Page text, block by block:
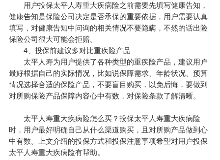
用户投保太平人寿重大疾病险之前需要先填写健康告知，
健康告知是保险公司决定是否承保的重要依据，用户需要认真
填写，对健康告知中问询的相关情况不要隐瞒，不然的话出险
保险公司很大可能会拒赔。
4、投保前建议多对比重疾险产品
太平人寿为用户提供了各种类型的重疾险产品，建议用户
最好根据自己的实际情况，比如说保障需求、年龄状况、预算
情况选择合适的保险产品，不要盲目购买，以免后悔，要做到
对所购保险产品保障内容心中有数，对保险条款了解清晰。
太平人寿重大疾病险怎么买？投保太平人寿重大疾病险
时，用户最好明确自己从什么渠道购买，且对所购产品做到心
中有数。上文介绍的投保方式和投保注意事项希望对用户投保
太平人寿重大疾病险有帮助。